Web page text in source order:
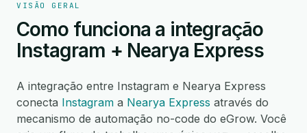
VISÃO GERAL
Como funciona a integração
Instagram + Nearya Express
A integração entre Instagram e Nearya Express
conecta Instagram a Nearya Express através do
mecanismo de automação no-code do eGrow. Você